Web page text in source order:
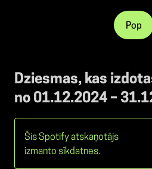
Pop
Dziesmas, kas
no 01.12.2024 –
Šis Spotify atskaņotājs
izmanto sīkdatnes.